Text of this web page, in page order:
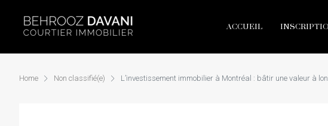
ACCUEIL
Home Non classifié(e) L’investissement immobilier à Montréal : bâtir une valeur à